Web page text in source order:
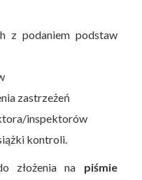
z podaniem podstaw
zastrzeżeń
inspektorów
kontroli.
złożenia na piśmie